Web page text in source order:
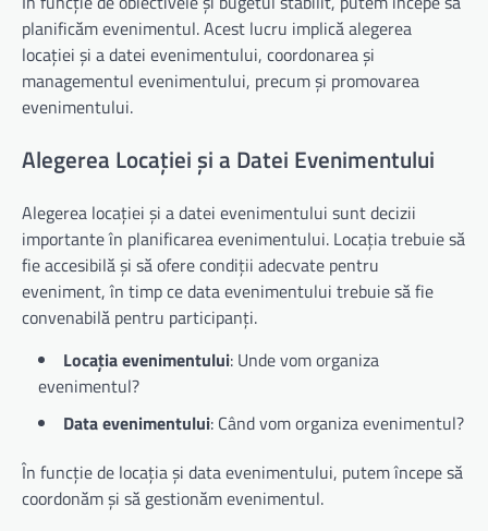
planificăm evenimentul. Acest lucru implică alegerea
locației și a datei evenimentului, coordonarea și
managementul evenimentului, precum și promovarea
evenimentului.
Alegerea Locației și a Datei Evenimentului
Alegerea locației și a datei evenimentului sunt decizii
importante în planificarea evenimentului. Locația trebuie să
fie accesibilă și să ofere condiții adecvate pentru
eveniment, în timp ce data evenimentului trebuie să fie
convenabilă pentru participanți.
Locația evenimentului: Unde vom organiza
evenimentul?
Data evenimentului: Când vom organiza evenimentul?
În funcție de locația și data evenimentului, putem începe să
coordonăm și să gestionăm evenimentul.